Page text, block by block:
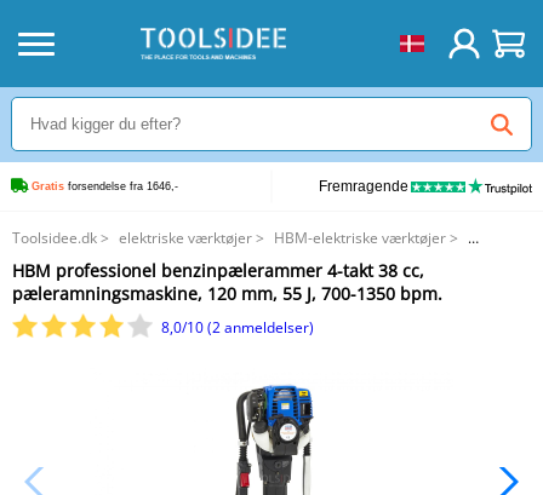
Gratis forsendelse fra 1646,- Fremragende
Toolsidee.dk> elektriske værktøjer> HBM-elektriske værktøjer>
HBM professionel benzinpælerammer 4-takt 38 cc, pæleramningsmaskine,
120 mm, 55 J, 700-1350 bpm.
HBM professionel benzinpælerammer 4-takt 38 cc,
pæleramningsmaskine, 120 mm, 55 J, 700-1350 bpm.
8,0/10 (2 anmeldelser)